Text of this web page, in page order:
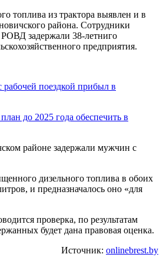
топлива из трактора выявлен и в
района. Сотрудники
задержали 38-летниго
предприятия.
поездкой прибыл в
до 2025 года обеспечить в
дизельного топлива в обоих
и предназначалось оно «для
проверка, по результатам
будет дана правовая оценка.
Источник: onlinebrest.by